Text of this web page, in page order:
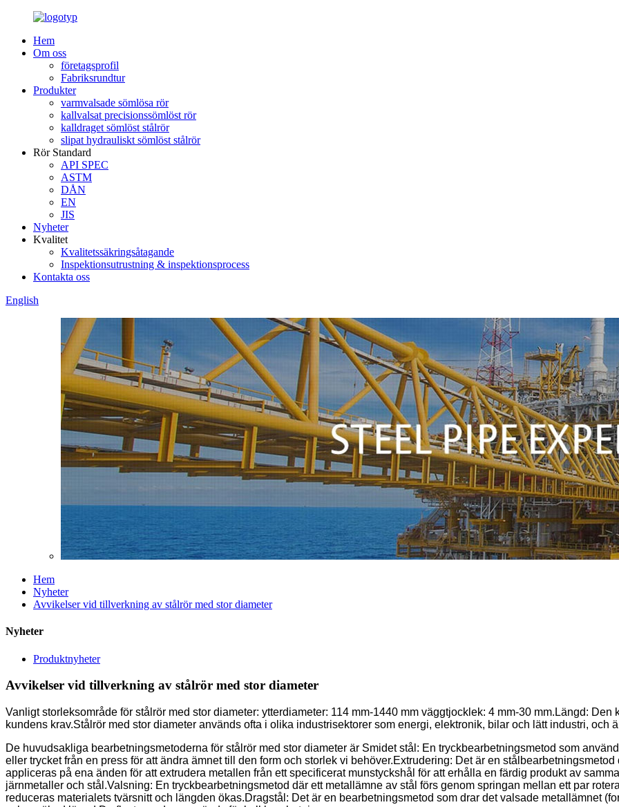
Hem
Om oss
företagsprofil
Fabriksrundtur
Produkter
varmvalsade sömlösa rör
kallvalsat precisionssömlöst rör
kalldraget sömlöst stålrör
slipat hydrauliskt sömlöst stålrör
Rör Standard
API SPEC
ASTM
DÅN
EN
JIS
Nyheter
Kvalitet
Kvalitetssäkringsåtagande
Inspektionsutrustning & inspektionsprocess
Kontakta oss
English
Hem
Nyheter
Avvikelser vid tillverkning av stålrör med stor diameter
Nyheter
Produktnyheter
Avvikelser vid tillverkning av stålrör med stor diameter
Vanligt storleksområde för stålrör med stor diameter: ytterdiameter: 114 mm-1440 mm väggtjocklek: 4 mm-30 mm.Längd:
kundens krav.Stålrör med stor diameter används ofta i olika industrisektorer som energi, elektronik, bilar och lätt industri, och
De huvudsakliga bearbetningsmetoderna för stålrör med stor diameter är Smidet stål: En tryckbearbetningsmetod som
eller trycket från en press för att ändra ämnet till den form och storlek vi behöver.Extrudering: Det är en
appliceras på ena änden för att extrudera metallen från ett specificerat munstyckshål för att erhålla en färdig produkt av
järnmetaller och stål.Valsning: En tryckbearbetningsmetod där ett metallämne av stål förs genom springan mellan ett par
reduceras materialets tvärsnitt och längden ökas.Dragstål: Det är en bearbetningsmetod som drar det valsade metallämnet